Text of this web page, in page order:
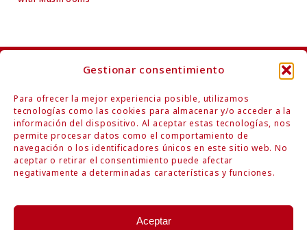
Gestionar consentimiento
Para ofrecer la mejor experiencia posible, utilizamos
tecnologías como las cookies para almacenar y/o acceder a la
información del dispositivo. Al aceptar estas tecnologías, nos
permite procesar datos como el comportamiento de
navegación o los identificadores únicos en este sitio web. No
aceptar o retirar el consentimiento puede afectar
negativamente a determinadas características y funciones.
Aceptar
Contáctenos
Respetando la naturaleza, honrando la tradición
Mitoku Co., Ltd.
Hamarikyu Intercity, 1-9-1 Kaigan, Minato-ku, Tokyo 105-0022 Japan